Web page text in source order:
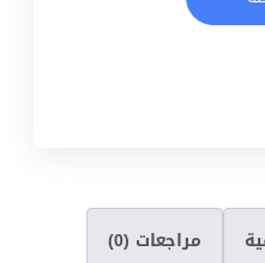
مراجعات (0)